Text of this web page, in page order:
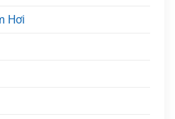
Hơi